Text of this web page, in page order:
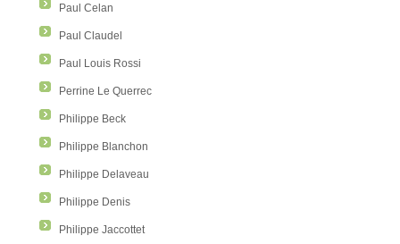
Paul Celan
Paul Claudel
Paul Louis Rossi
Perrine Le Querrec
Philippe Beck
Philippe Blanchon
Philippe Delaveau
Philippe Denis
Philippe Jaccottet